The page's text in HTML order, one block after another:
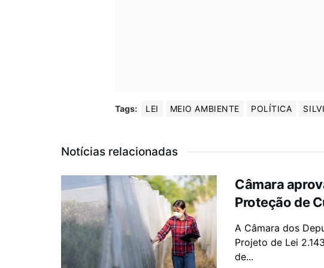
Tags: LEI MEIO AMBIENTE POLÍTICA
Notícias relacionadas
Câmara
Proteção de
A Câmara dos
Projeto de Lei
de...